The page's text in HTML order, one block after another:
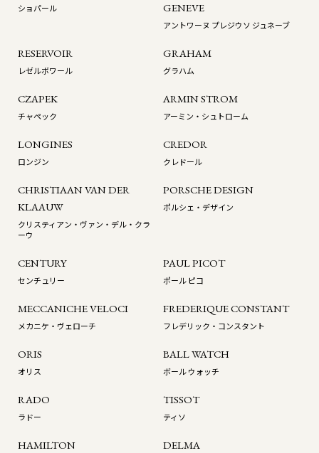
ショパール
GENEVE
アントワーヌ プレジウソ ジュネーブ
RESERVOIR
レゼルボワール
GRAHAM
グラハム
CZAPEK
チャペック
ARMIN STROM
アーミン・シュトローム
LONGINES
ロンジン
CREDOR
クレドール
CHRISTIAAN VAN DER
KLAAUW
クリスティアン・ヴァン・デル・クラ
ーウ
PORSCHE DESIGN
ポルシェ・デザイン
CENTURY
センチュリー
PAUL PICOT
ポール ピコ
MECCANICHE VELOCI
メカニケ・ヴェローチ
FREDERIQUE CONSTANT
フレデリック・コンスタント
ORIS
オリス
BALL WATCH
ボール ウォッチ
RADO
ラドー
TISSOT
ティソ
HAMILTON DELMA